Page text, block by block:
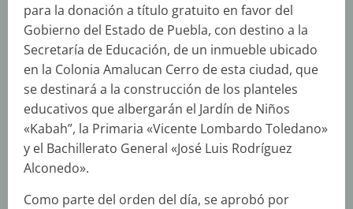
para la donación a título gratuito en favor del
Gobierno del Estado de Puebla, con destino a la
Secretaría de Educación, de un inmueble ubicado
en la Colonia Amalucan Cerro de esta ciudad, que
se destinará a la construcción de los planteles
educativos que albergarán el Jardín de Niños
«Kabah”, la Primaria «Vicente Lombardo Toledano»
y el Bachillerato General «José Luis Rodríguez
Alconedo».
Como parte del orden del día, se aprobó por